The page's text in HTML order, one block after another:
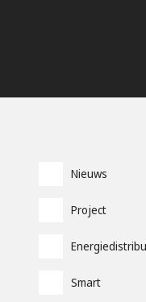
Nieuws
Project
Smart